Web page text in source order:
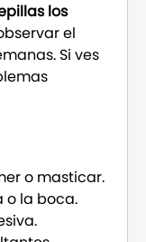
los
el
Si ves
o masticar.
o la boca.